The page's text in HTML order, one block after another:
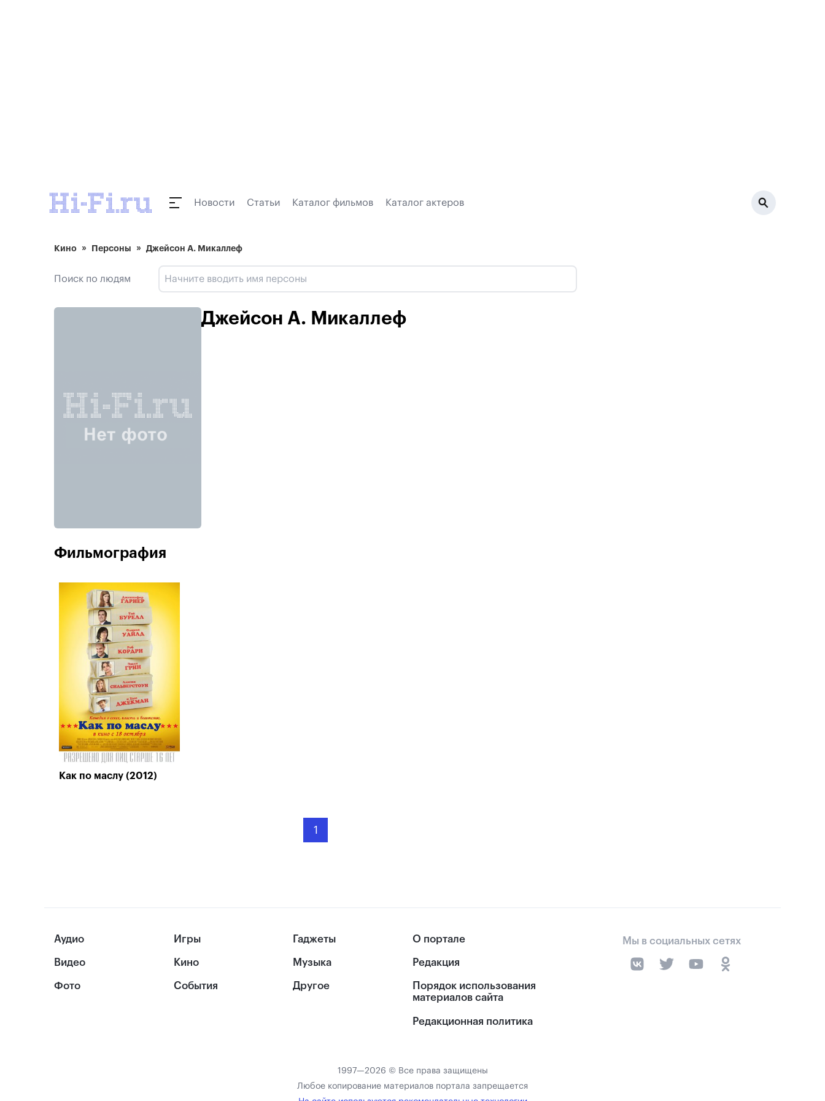
Новости Статьи Каталог фильмов Каталог актеров
Кино Персоны Джейсон А. Микаллеф
Поиск по людям
Джейсон А. Микаллеф
Фильмография
Как по маслу (2012)
1
Аудио
Видео
Фото
Игры
Кино
События
Гаджеты
Музыка
Другое
О портале
Редакция
Порядок использования
материалов сайта
Редакционная политика
Мы в социальных сетях
1997—2026 © Все права защищены
Любое копирование материалов портала запрещается